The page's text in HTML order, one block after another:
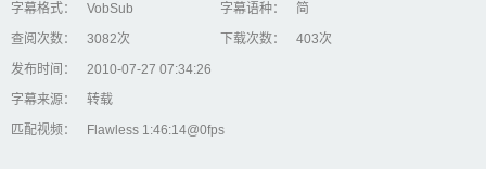
字幕格式：
VobSub 字幕语种：
简
查阅次数：
3082次 下载次数：
403次
发布时间：
2010-07-27 07:34:26
字幕来源：
转载
匹配视频：
Flawless 1:46:14@0fps